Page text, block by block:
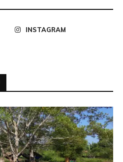
INSTAGRAM